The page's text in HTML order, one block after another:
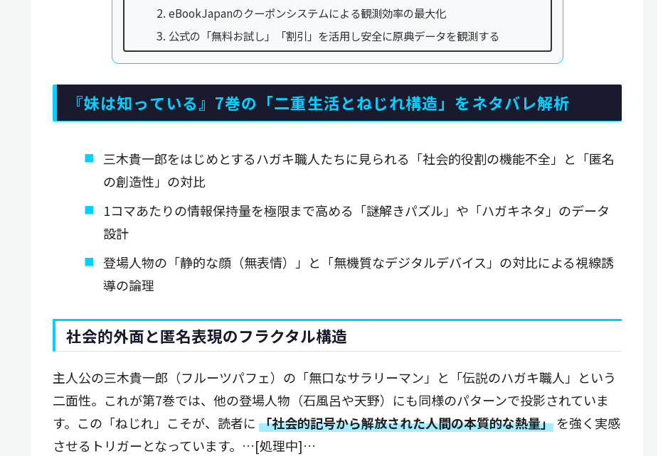
eBookJapanのクーポンシステムによる観測効率の最大化
公式の「無料お試し」「割引」を活用し安全に原典データを観測する
『妹は知っている』7巻の「二重生活とねじれ構造」をネタバレ解析
三木貴一郎をはじめとするハガキ職人たちに見られる「社会的役割の機能不全」と「匿名
の創造性」の対比
1コマあたりの情報保持量を極限まで高める「謎解きパズル」や「ハガキネタ」のデータ
設計
登場人物の「静的な顔（無表情）」と「無機質なデジタルデバイス」の対比による視線誘
導の論理
社会的外面と匿名表現のフラクタル構造
主人公の三木貴一郎（フルーツパフェ）の「無口なサラリーマン」と「伝説のハガキ職人」という
二面性。これが第7巻では、他の登場人物（石風呂や天野）にも同様のパターンで投影されていま
す。この「ねじれ」こそが、読者に 「社会的記号から解放された人間の本質的な熱量」を強く実感
させるトリガーとなっています。…[処理中]…